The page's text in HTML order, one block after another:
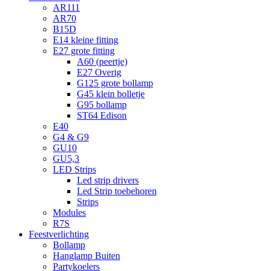
AR111
AR70
B15D
E14 kleine fitting
E27 grote fitting
A60 (peertje)
E27 Overig
G125 grote bollamp
G45 klein bolletje
G95 bollamp
ST64 Edison
E40
G4 & G9
GU10
GU5,3
LED Strips
Led strip drivers
Led Strip toebehoren
Strips
Modules
R7S
Feestverlichting
Bollamp
Hanglamp Buiten
Partykoelers